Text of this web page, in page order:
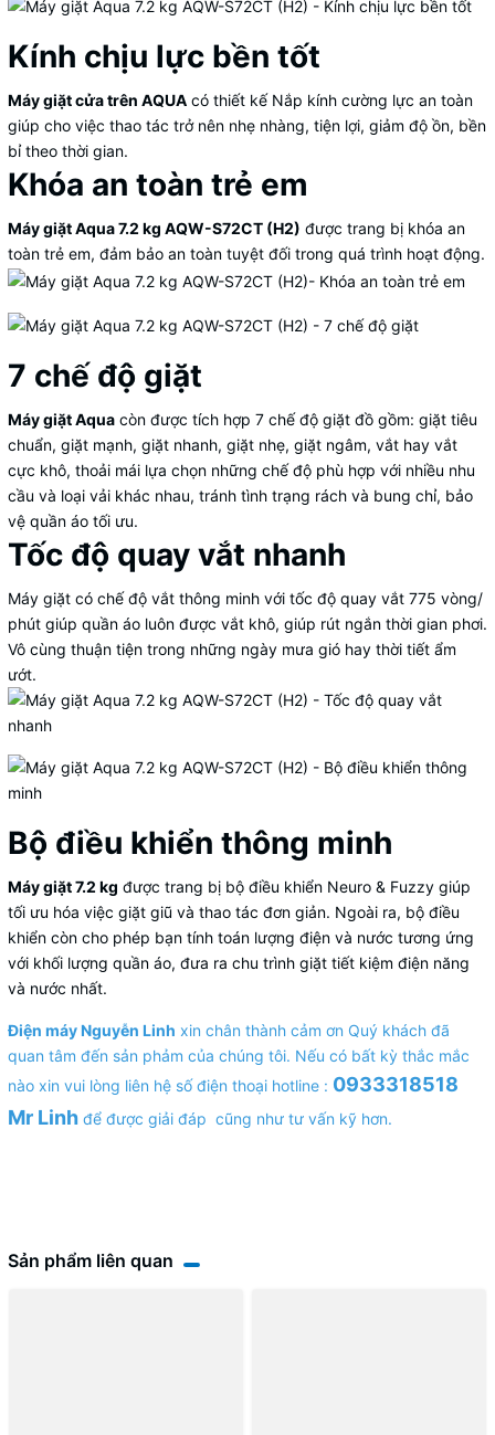
Kính chịu lực bền tốt
Máy giặt cửa trên AQUA có thiết kế Nắp kính cường lực an toàn
giúp cho việc thao tác trở nên nhẹ nhàng, tiện lợi, giảm độ ồn, bền
bỉ theo thời gian.
Khóa an toàn trẻ em
Máy giặt Aqua 7.2 kg AQW-S72CT (H2) được trang bị khóa an
toàn trẻ em, đảm bảo an toàn tuyệt đối trong quá trình hoạt động.
7 chế độ giặt
Máy giặt Aqua còn được tích hợp 7 chế độ giặt đồ gồm: giặt tiêu
chuẩn, giặt mạnh, giặt nhanh, giặt nhẹ, giặt ngâm, vắt hay vắt
cực khô, thoải mái lựa chọn những chế độ phù hợp với nhiều nhu
cầu và loại vải khác nhau, tránh tình trạng rách và bung chỉ, bảo
vệ quần áo tối ưu.
Tốc độ quay vắt nhanh
Máy giặt có chế độ vắt thông minh với tốc độ quay vắt 775 vòng/
phút giúp quần áo luôn được vắt khô, giúp rút ngắn thời gian phơi.
Vô cùng thuận tiện trong những ngày mưa gió hay thời tiết ẩm
ướt.
Bộ điều khiển thông minh
Máy giặt 7.2 kg được trang bị bộ điều khiển Neuro & Fuzzy giúp
tối ưu hóa việc giặt giũ và thao tác đơn giản. Ngoài ra, bộ điều
khiển còn cho phép bạn tính toán lượng điện và nước tương ứng
với khối lượng quần áo, đưa ra chu trình giặt tiết kiệm điện năng
và nước nhất.
Điện máy Nguyễn Linh xin chân thành cảm ơn Quý khách đã
quan tâm đến sản phảm của chúng tôi. Nếu có bất kỳ thắc mắc
nào xin vui lòng liên hệ số điện thoại hotline : 0933318518
Mr Linh để được giải đáp cũng như tư vấn kỹ hơn.
Sản phẩm liên quan